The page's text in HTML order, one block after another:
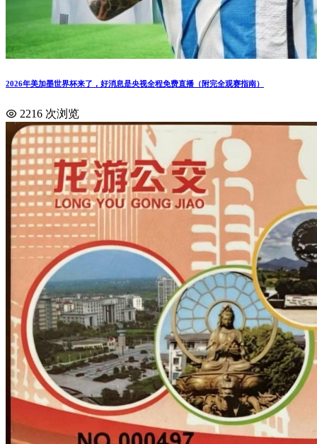
2026年美加墨世界杯来了，好消息是央视全程免费直播（附完全观赛指南）
2216 次浏览